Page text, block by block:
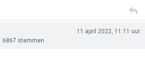
6867 stemmen
11 april 2022, 11:11 uur